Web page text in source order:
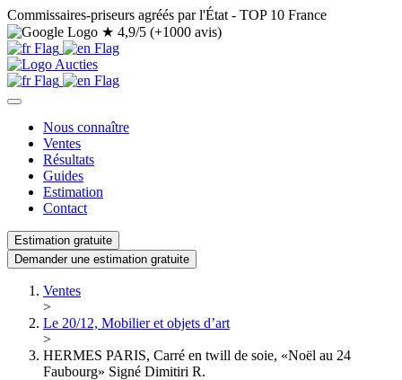
Commissaires-priseurs agréés par l'État - TOP 10 France
★ 4,9/5 (+1000 avis)
Nous connaître
Ventes
Résultats
Guides
Estimation
Contact
Estimation gratuite
Demander une estimation gratuite
Ventes
>
Le 20/12, Mobilier et objets d’art
>
HERMES PARIS, Carré en twill de soie, «Noël au 24
Faubourg» Signé Dimitiri R.